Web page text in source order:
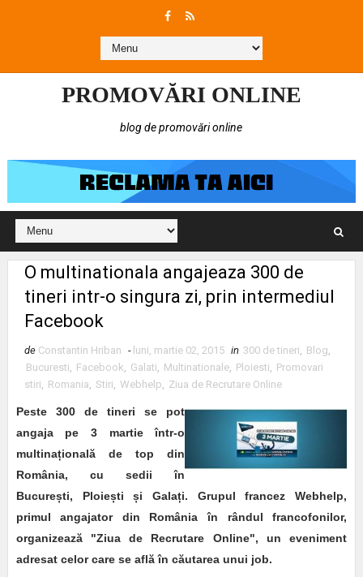
PROMOVĂRI ONLINE
blog de promovări online
O multinationala angajeaza 300 de
tineri intr-o singura zi, prin intermediul
Facebook
de Constantin Hriban - luni, martie 02, 2015 in 300 de tineri, Blog,
Bucuresti, Facebook, Galati, Multinationale, Ploiesti, Promovari
stiri, Romania, Stiri, Webhelp, Ziua de Recrutare Online
Peste 300 de tineri se pot
angaja pe 3 martie într-o
multinațională de top din
România, cu sedii în
București, Ploieștiși Galați. Grupul francez Webhelp,
primul angajator din România în rândul francofonilor,
organizează "Ziua de Recrutare Online", un eveniment
adresat celor care se află în căutarea unui job.